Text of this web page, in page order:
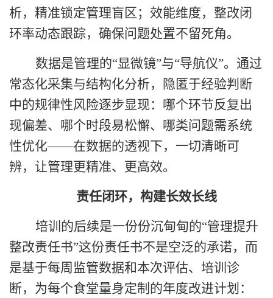
析，精准锁定管理盲区；效能维度，整改闭
环率动态跟踪，确保问题处置不留死角。
数据是管理的“显微镜”与“导航仪”。通过
常态化采集与结构化分析，隐匿于经验判断
中的规律性风险逐步显现：哪个环节反复出
现偏差、哪个时段易松懈、哪类问题需系统
性优化——在数据的透视下，一切清晰可
辨，让管理更精准、更高效。
责任闭环，构建长效长线
培训的后续是一份份沉甸甸的“管理提升
整改责任书”这份责任书不是空泛的承诺，而
是基于每周监管数据和本次评估、培训诊
断，为每个食堂量身定制的年度改进计划：